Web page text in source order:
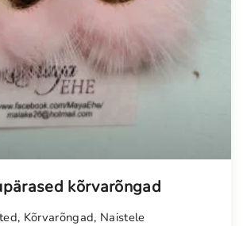
kõrvarõngad
, Kõrvarõngad, Naistele